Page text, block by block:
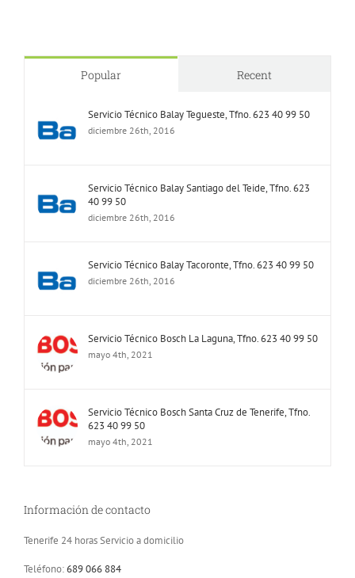
Popular Recent
Servicio Técnico Balay Tegueste, Tfno. 623 40 99 50
diciembre 26th, 2016
Servicio Técnico Balay Santiago del Teide, Tfno. 623
40 99 50
diciembre 26th, 2016
Servicio Técnico Balay Tacoronte, Tfno. 623 40 99 50
diciembre 26th, 2016
Servicio Técnico Bosch La Laguna, Tfno. 623 40 99 50
mayo 4th, 2021
Servicio Técnico Bosch Santa Cruz de Tenerife, Tfno.
623 40 99 50
mayo 4th, 2021
Información de contacto
Tenerife 24 horas Servicio a domicilio
Teléfono:689 066 884